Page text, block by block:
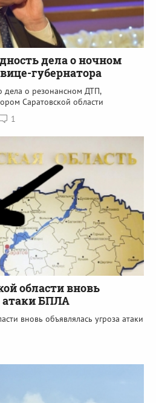
дела о ночном
губернатора
дела о резонансном ДТП,
Саратовской области
1
области вновь
атаки БПЛА
вновь объявлялась угроза атаки